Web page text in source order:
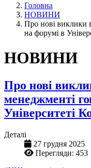
Головна
НОВИНИ
Про нові виклики
на форумі в
НОВИНИ
Про нові
менеджменті
Університеті
Деталі
27 грудня 2025
Перегляди: 453